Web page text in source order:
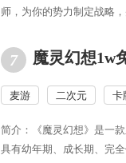
师，为你的势力制定战略
魔灵幻想1w
麦游 二次元 卡
简介：《魔灵幻想》是一
具有幼年期、成长期、完